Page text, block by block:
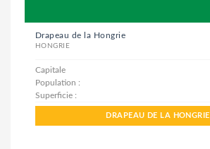
Drapeau de la Hongrie
HONGRIE
Capitale
Population :
Superficie :
DRAPEAU DE LA HONGRIE